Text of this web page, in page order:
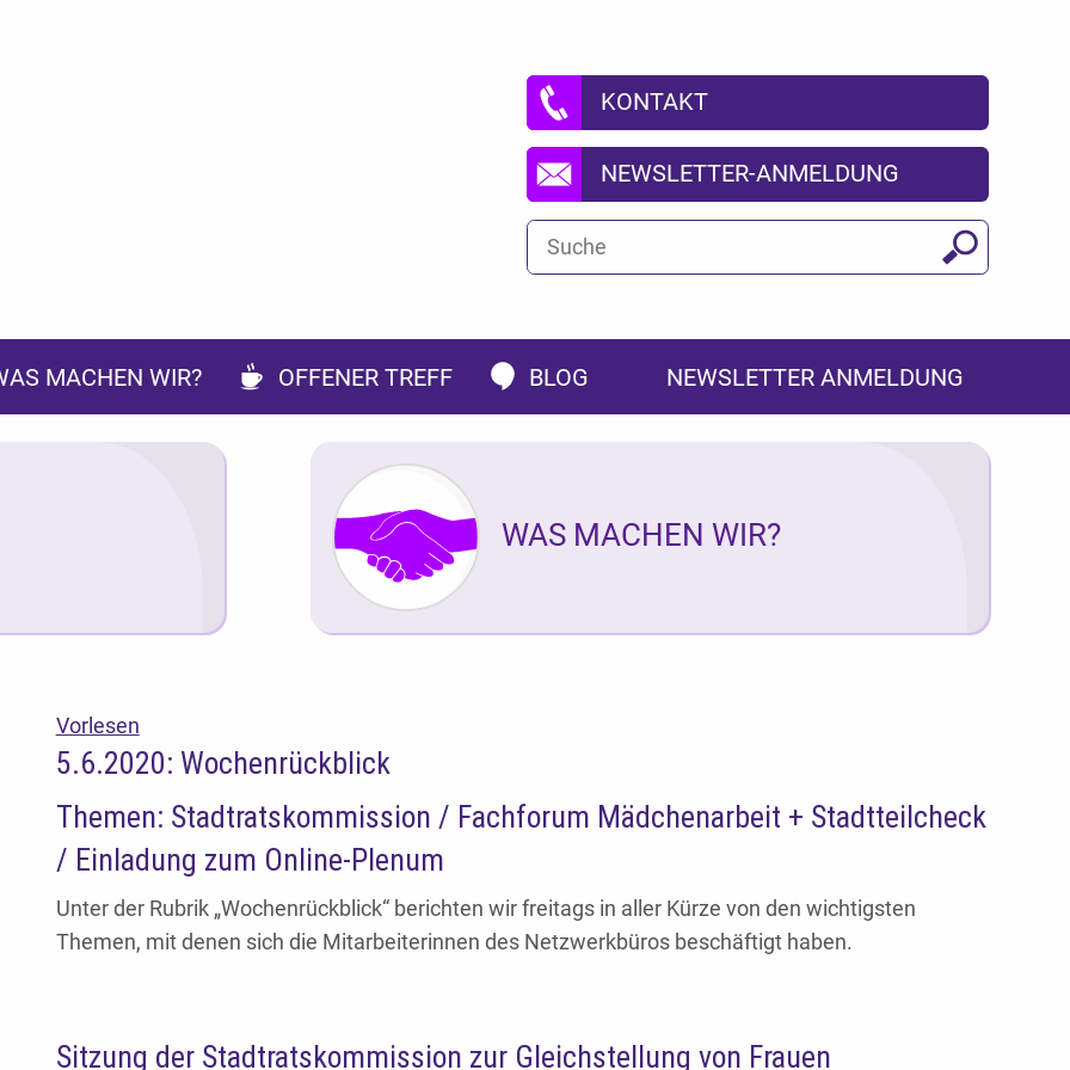
KONTAKT
NEWSLETTER-ANMELDUNG
Suchbegriff
Suchen
MACHEN WIR? OFFENER TREFF BLOG NEWSLETTER ANMELDUNG
WAS MACHEN WIR?
Vorlesen
5.6.2020: Wochenrückblick
Themen: Stadtratskommission / Fachforum Mädchenarbeit + Stadtteilcheck
/ Einladung zum Online-Plenum
Unter der Rubrik „Wochenrückblick“ berichten wir freitags in aller Kürze von den wichtigsten
Themen, mit denen sich die Mitarbeiterinnen des Netzwerkbüros beschäftigt haben.
Sitzung der Stadtratskommission zur Gleichstellung von Frauen